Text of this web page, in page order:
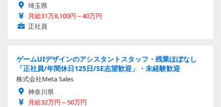
埼玉県
月給31万8,100円～40万円
正社員
ゲームUIデザインのアシスタントスタッフ・残業ほぼなし
「正社員/年間休日125日/SE志望歓迎」・未経験歓迎
株式会社Meta Sales
神奈川県
月給32万円～50万円